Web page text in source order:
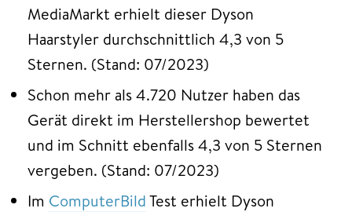
MediaMarkt erhielt dieser Dyson
Haarstyler durchschnittlich 4,3 von 5
Sternen. (Stand: 07/2023)
Schon mehr als 4.720 Nutzer haben das
Gerät direkt im Herstellershop bewertet
und im Schnitt ebenfalls 4,3 von 5 Sternen
vergeben. (Stand: 07/2023)
Im ComputerBildTest erhielt Dyson